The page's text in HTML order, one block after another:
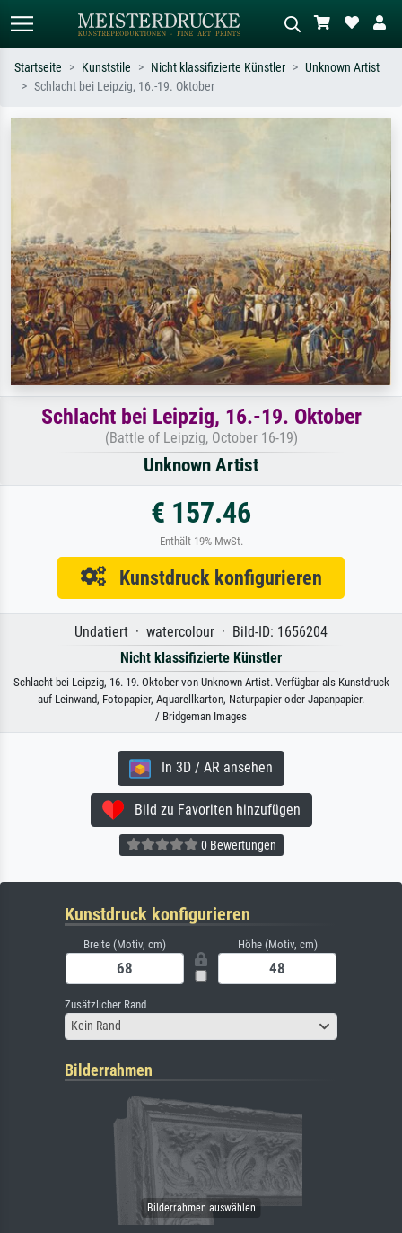
Suchen Sie nach Künstlern, Werktiteln
Startseite Kunststile Nicht klassifizierte Künstler
Unknown Artist
Schlacht bei Leipzig, 16.-19. Oktober
Schlacht bei Leipzig, 16.-19. Oktober
(Battle of Leipzig, October 16-19)
Unknown Artist
€ 157.46
Enthält 19% MwSt.
Kunstdruck konfigurieren
Undatiert · watercolour · Bild-ID: 1656204
Nicht klassifizierte Künstler
Schlacht bei Leipzig, 16.-19. Oktober von Unknown Artist. Verfügbar als Kunstdruck
auf Leinwand, Fotopapier, Aquarellkarton, Naturpapier oder Japanpapier.
/ Bridgeman Images
In 3D / AR ansehen
Bild zu Favoriten hinzufügen
0 Bewertungen
Kunstdruck konfigurieren
Breite (Motiv, cm) Höhe (Motiv, cm)
Zusätzlicher Rand
Kein Rand
Bilderrahmen